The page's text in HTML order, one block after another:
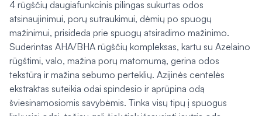
4 rūgščių daugiafunkcinis pilingas sukurtas odos
atsinaujinimui, porų sutraukimui, dėmių po spuogų
mažinimui, prisideda prie spuogų atsiradimo mažinimo.
Suderintas AHA/BHA rūgščių kompleksas, kartu su Azelaino
rūgštimi, valo, mažina porų matomumą, gerina odos
tekstūrą ir mažina sebumo perteklių. Azijinės centelės
ekstraktas suteikia odai spindesio ir aprūpina odą
šviesinamosiomis savybėmis. Tinka visų tipų į spuogus